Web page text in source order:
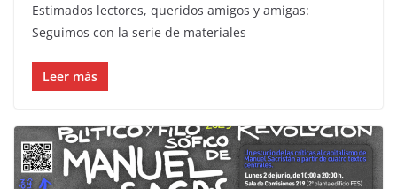
Estimados lectores, queridos amigos y amigas:
Seguimos con la serie de materiales
Leer más